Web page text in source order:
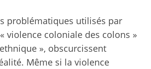
problématiques utilisés par
violence coloniale des colons »
», obscurcissent
Même si la violence